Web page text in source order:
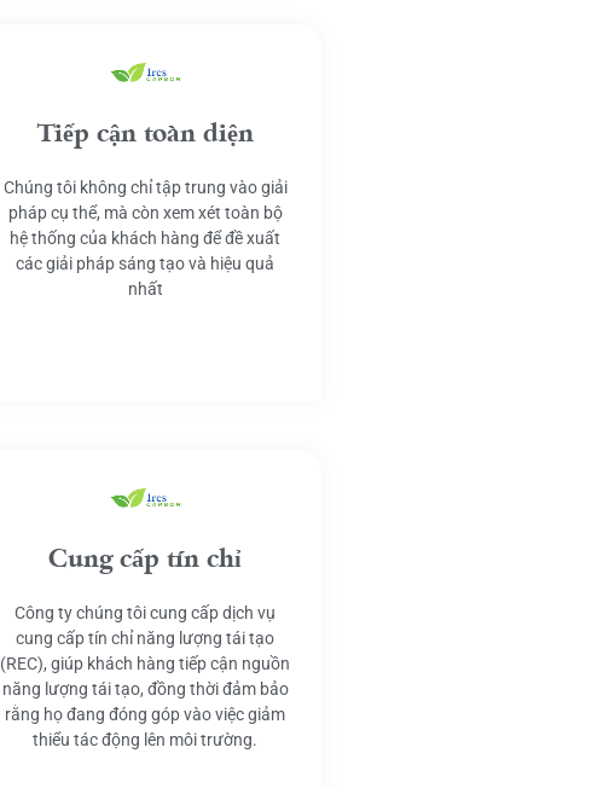
Tiếp cận toàn diện
Chúng tôi không chỉ tập trung vào giải
pháp cụ thể, mà còn xem xét toàn bộ
hệ thống của khách hàng để đề xuất
các giải pháp sáng tạo và hiệu quả
nhất
Cung cấp tín chỉ
Công ty chúng tôi cung cấp dịch vụ
cung cấp tín chỉ năng lượng tái tạo
(REC), giúp khách hàng tiếp cận nguồn
năng lượng tái tạo, đồng thời đảm bảo
rằng họ đang đóng góp vào việc giảm
thiểu tác động lên môi trường.